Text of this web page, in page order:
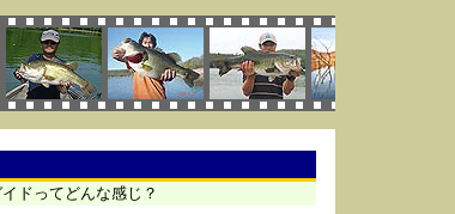
ドってどんな感じ？